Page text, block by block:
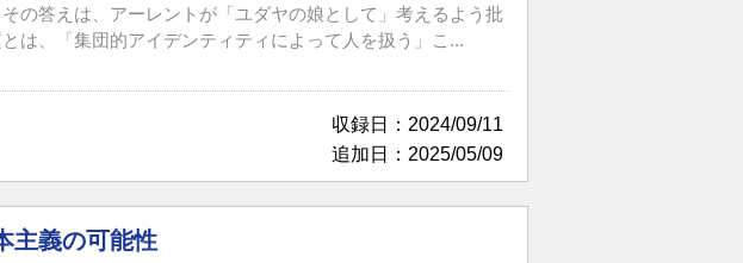
の答えは、アーレントが「ユダヤの娘として」考えるよう批
は、「集団的アイデンティティによって人を扱う」こ...
収録日：2024/09/11
追加日：2025/05/09
主義の可能性